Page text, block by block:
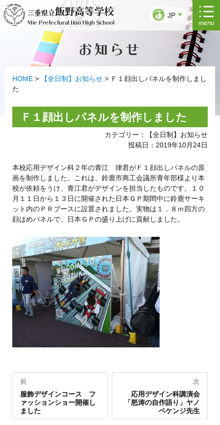
ン
三重県立飯野高等学校
Mie Prefectural Iino High School
JP
menu
お知らせ
HOME > 【全日制】お知らせ > Ｆ１顔出しパネルを制作しまし
た
Ｆ１顔出しパネルを制作しました
カテゴリー：【全日制】お知らせ
投稿日：2019年10月24日
本校応用デザイン科２年の青江 律君がＦ１顔出しパネルの原
画を制作しました。これは、鈴鹿市商工会議所青年部様より本
校が依頼をうけ、青江君がデザインを担当したものです。１０
月１１日から１３日に開催された日本ＧＰ期間中に鈴鹿サーキ
ット内のＰＲブースに設置されました。実物は１．８ｍ四方の
顔はめパネルで、日本ＧＰの盛り上げに貢献しました。
稿
ナ
前
過
去
の
投
稿:
服飾デザインコース フ
ァッションショー開催し
ました
次
応用デザイン科講演会
「怒涛の自作語り」ヤノ
ベケンジ先生